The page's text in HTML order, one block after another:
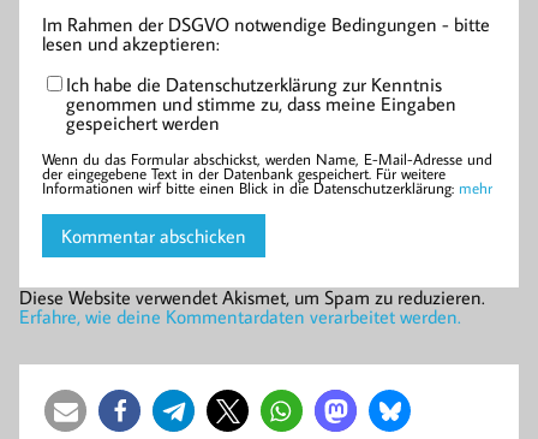
Im Rahmen der DSGVO notwendige Bedingungen - bitte
lesen und akzeptieren:
Ich habe die Datenschutzerklärung zur Kenntnis
genommen und stimme zu, dass meine Eingaben
gespeichert werden
Wenn du das Formular abschickst, werden Name, E-Mail-Adresse und
der eingegebene Text in der Datenbank gespeichert. Für weitere
Informationen wirf bitte einen Blick in die Datenschutzerklärung: mehr
Diese Website verwendet Akismet, um Spam zu reduzieren.
Erfahre, wie deine Kommentardaten verarbeitet werden.